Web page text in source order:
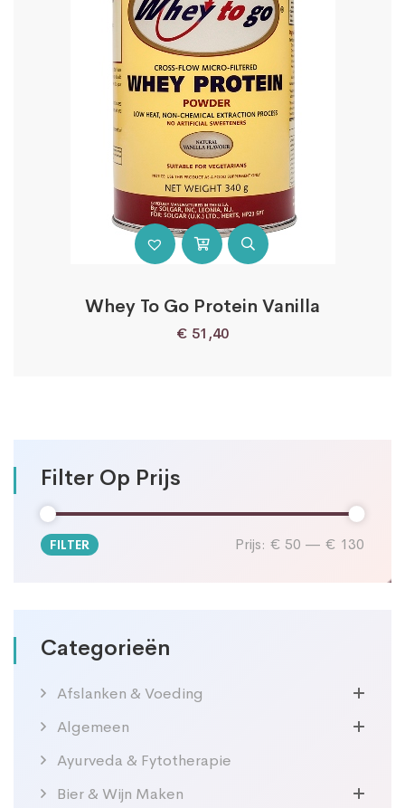
Filter Op Prijs
Min.
Max.
FILTER Prijs: € 50 — € 130
Categorieën
Afslanken & Voeding
Algemeen
Ayurveda & Fytotherapie
Bier & Wijn Maken
Whey To Go Protein Vanilla
€ 51,40